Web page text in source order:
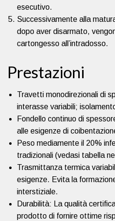
esecutivo.
Successivamente alla
dopo aver disarmato,
cartongesso all’intradosso.
Prestazioni
Travetti monodirezionali di
interasse variabili;
Fondello continuo di
alle esigenze di
Peso mediamente il 20%
tradizionali (vedasi tabella
Trasmittanza termica
esigenze. Evita la
interstiziale.
Durabilità: La qualità
prodotto di fornire ottime